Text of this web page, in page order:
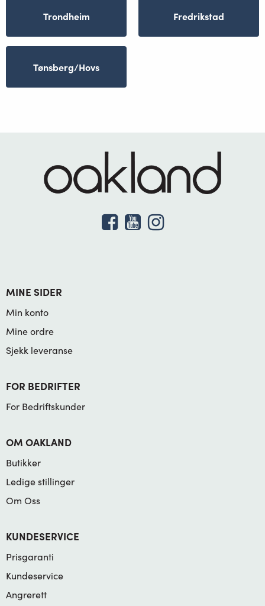
Trondheim Fredrikstad
Tønsberg/Hovs
MINE SIDER
Min konto
Mine ordre
Sjekk leveranse
FOR BEDRIFTER
For Bedriftskunder
OM OAKLAND
Butikker
Ledige stillinger
Om Oss
KUNDESERVICE
Prisgaranti
Kundeservice
Angrerett